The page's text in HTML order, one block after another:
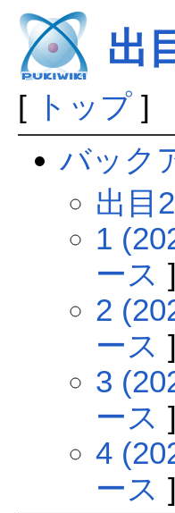
出
[ トップ]
バック
出目
1
ース ]
2
ース ]
3
ース ]
4
ース ]